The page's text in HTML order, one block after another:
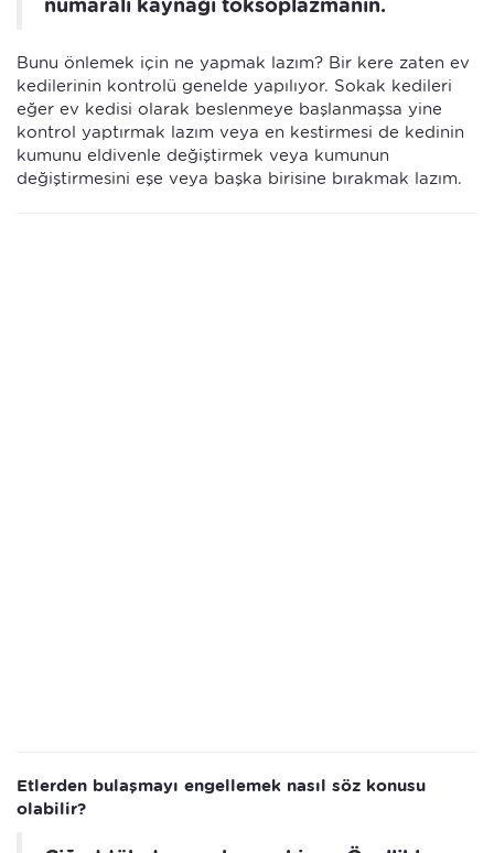
numaralı kaynağı toksoplazmanın.
Bunu önlemek için ne yapmak lazım? Bir kere zaten ev
kedilerinin kontrolü genelde yapılıyor. Sokak kedileri
eğer ev kedisi olarak beslenmeye başlanmaşsa yine
kontrol yaptırmak lazım veya en kestirmesi de kedinin
kumunu eldivenle değiştirmek veya kumunun
değiştirmesini eşe veya başka birisine bırakmak lazım.
Etlerden bulaşmayı engellemek nasıl söz konusu
olabilir?